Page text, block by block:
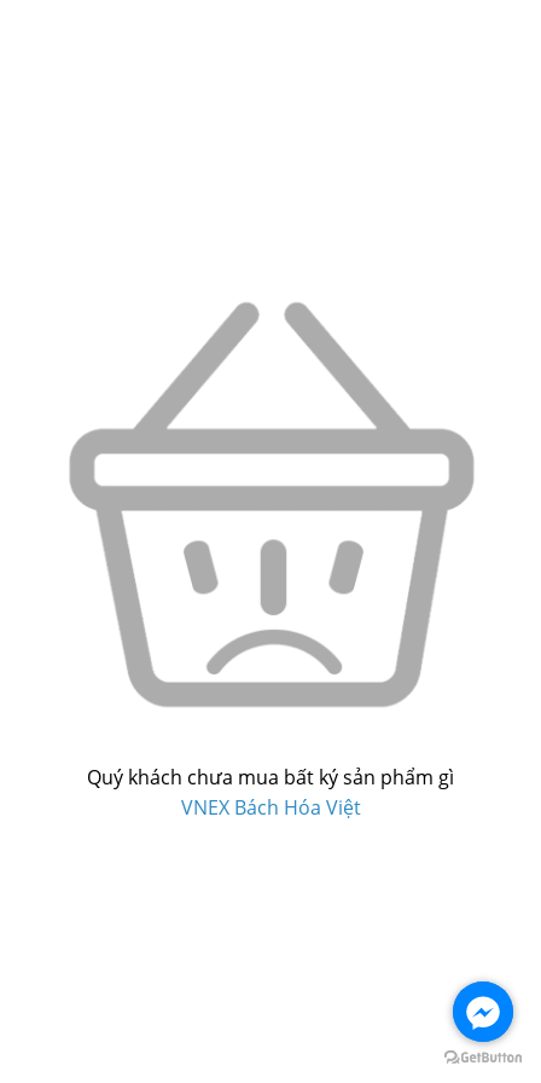
Quý khách chưa mua bất ký sản phẩm gì
VNEX Bách Hóa Việt